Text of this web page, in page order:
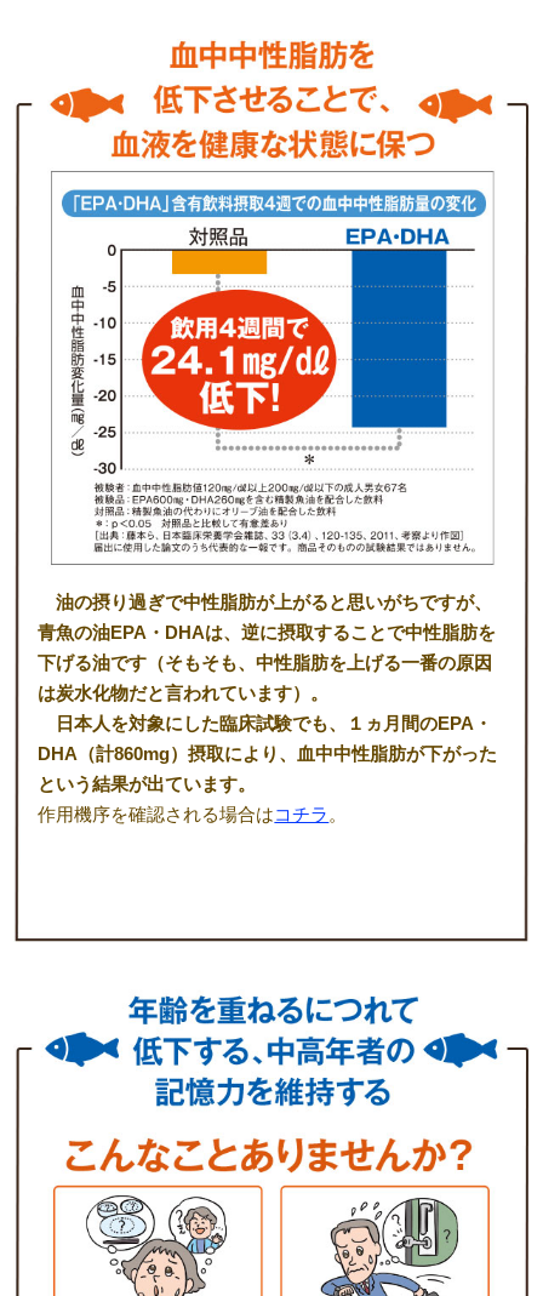
油の摂り過ぎで中性脂肪が上がると思いがちですが、
青魚の油EPA・DHAは、逆に摂取することで中性脂肪を
下げる油です（そもそも、中性脂肪を上げる一番の原因
は炭水化物だと言われています）。
日本人を対象にした臨床試験でも、１ヵ月間のEPA・
DHA（計860mg）摂取により、血中中性脂肪が下がった
という結果が出ています。
作用機序を確認される場合はコチラ 。